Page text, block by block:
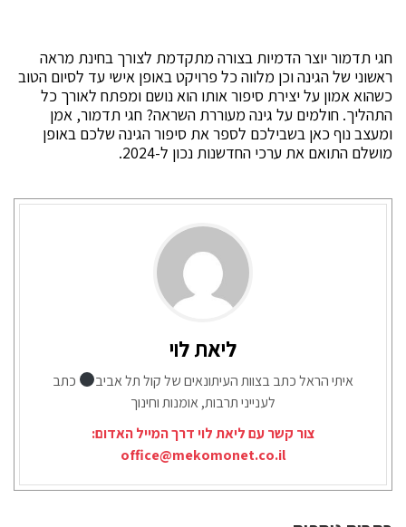
חגי תדמור יוצר הדמיות בצורה מתקדמת לצורך בחינת מראה
ראשוני של הגינה וכן מלווה כל פרויקט באופן אישי עד לסיום הטוב
כשהוא אמון על יצירת סיפור אותו הוא נושם ומפתח לאורך כל
התהליך. חולמים על גינה מעוררת השראה? חגי תדמור, אמן
ומעצב נוף כאן בשבילכם לספר את סיפור הגינה שלכם באופן
מושלם התואם את ערכי החדשנות נכון ל-2024.
ליאת לוי
איתי הראל כתב בצוות העיתונאים של קול תל אביב
כתב
לענייני תרבות, אומנות וחינוך
צור קשר עם ליאת לוי דרך המייל האדום:
office@mekomonet.co.il